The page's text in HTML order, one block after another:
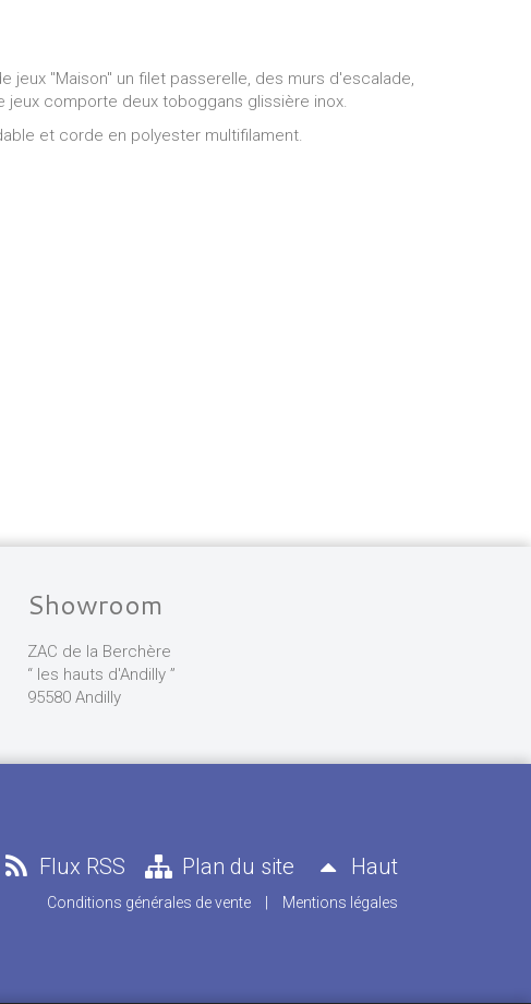
jeux "Maison" un filet passerelle, des murs d'escalade,
jeux comporte deux toboggans glissière inox.
et corde en polyester multifilament.
Showroom
ZAC de la Berchère
“ les hauts d'Andilly ”
95580 Andilly
Flux RSS Plan du site Haut
Conditions générales de vente Mentions légales